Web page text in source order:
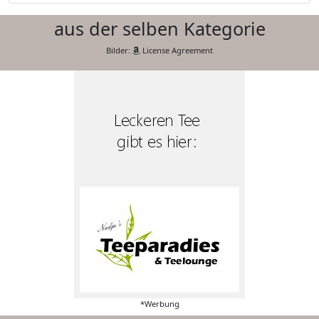
aus der selben Kategorie
Bilder: License Agreement
*Werbung